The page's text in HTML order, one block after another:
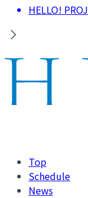
HELLO!
Top
Schedule
News